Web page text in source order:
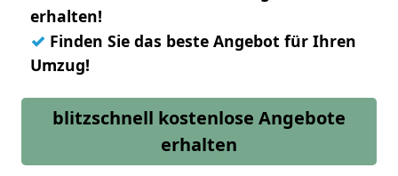
erhalten!
✓ Finden Sie das beste Angebot für Ihren
Umzug!
blitzschnell kostenlose Angebote
erhalten